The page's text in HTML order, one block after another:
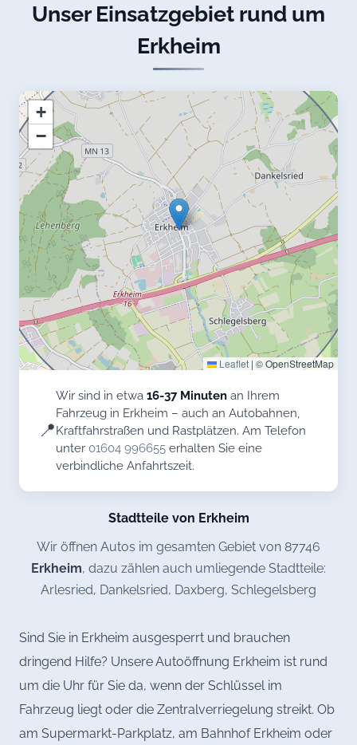
Unser Einsatzgebiet rund um
Erkheim
+
−
Leaflet | © OpenStreetMap
📍
Wir sind in etwa 16-37 Minuten an Ihrem
Fahrzeug in Erkheim – auch an Autobahnen,
Kraftfahrstraßen und Rastplätzen. Am Telefon
unter 01604 996655 erhalten Sie eine
verbindliche Anfahrtszeit.
Stadtteile von Erkheim
Wir öffnen Autos im gesamten Gebiet von 87746
Erkheim, dazu zählen auch umliegende Stadtteile:
Arlesried, Dankelsried, Daxberg, Schlegelsberg
Sind Sie in Erkheim ausgesperrt und brauchen
dringend Hilfe? Unsere Autoöffnung Erkheim ist rund
um die Uhr für Sie da, wenn der Schlüssel im
Fahrzeug liegt oder die Zentralverriegelung streikt. Ob
am Supermarkt-Parkplatz, am Bahnhof Erkheim oder